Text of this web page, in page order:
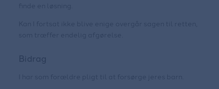
finde en løsning.
Kan I fortsat ikke blive enige overgår sagen til retten,
som træffer endelig afgørelse.
Bidrag
I har som forældre pligt til at forsørge jeres barn.